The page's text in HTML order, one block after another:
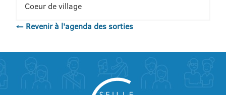
Coeur de village
← Revenir à l'agenda des sorties